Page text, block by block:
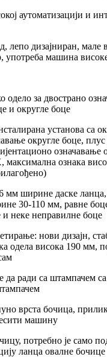
аутоматизацији и
лепо дизајниран, мале
употреба машина
одело за двострано
и округле боце
установа са
округле боце,
означавање
максимална ознака
мм ширине даске ланца,
30-110 мм, равне
и неке неправилне боце
нови дизајн,
одела висока 190 мм,
ради са штампачем са
врста бочица,
машину
потребно је само
ланца овалне бочице